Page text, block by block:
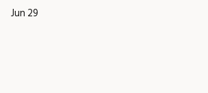
Jun 29